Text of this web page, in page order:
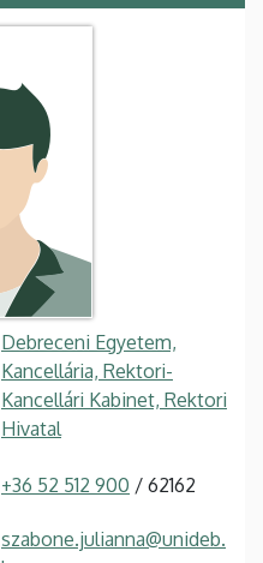
Debreceni Egyetem,
Kancellária, Rektori-
Kancellári Kabinet, Rektori
Hivatal
+36 52 512 900 / 62162
szabone.julianna@unideb.